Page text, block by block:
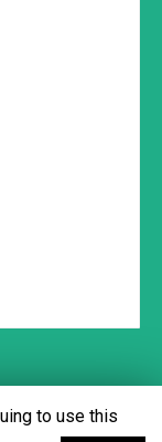
to use this